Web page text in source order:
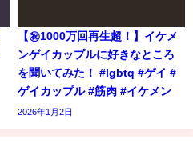
【㊗️1000万回再生超！】イケメ
ンゲイカップルに好きなところ
を聞いてみた！ #lgbtq #ゲイ #
ゲイカップル #筋肉 #イケメン
2026年1月2日